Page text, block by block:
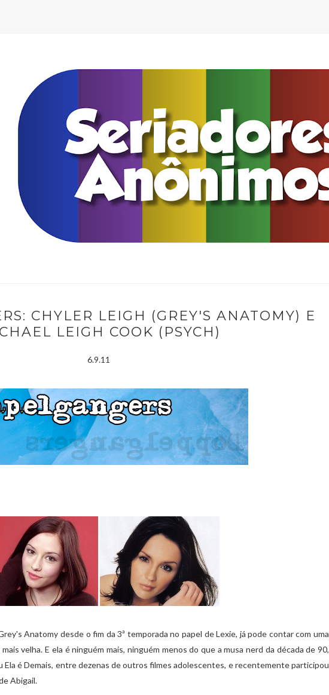
CHYLER LEIGH (GREY'S ANATOMY) E
LEIGH COOK (PSYCH)
6.9.11
Anatomy desde o fim da 3ª temporada no papel de Lexie, já pode contar com uma
velha. E ela é ninguém mais, ninguém menos do que a musa nerd da década de 90,
Ela é Demais, entre dezenas de outros filmes adolescentes, e recentemente participou
Abigail.